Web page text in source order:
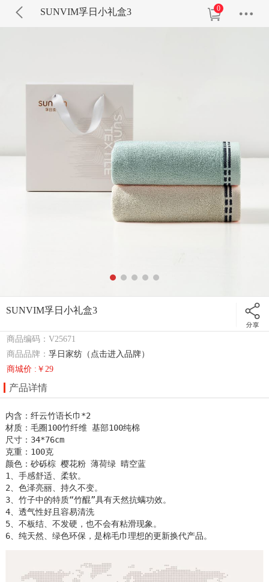
SUNVIM孚日小礼盒3 0
SUNVIM孚日小礼盒3
商品编码：V25671
商品品牌：孚日家纺（点击进入品牌）
商城价 :￥29
产品详情
内含：纤云竹语长巾*2
材质：毛圈100竹纤维 基部100纯棉
尺寸：34*76cm
克重：100克
颜色：砂砾棕 樱花粉 薄荷绿 晴空蓝
1、手感舒适、柔软。
2、色泽亮丽、持久不变。
3、竹子中的特质“竹醌”具有天然抗螨功效。
4、透气性好且容易清洗
5、不板结、不发硬，也不会有粘滑现象。
6、纯天然、绿色环保，是棉毛巾理想的更新换代产品。